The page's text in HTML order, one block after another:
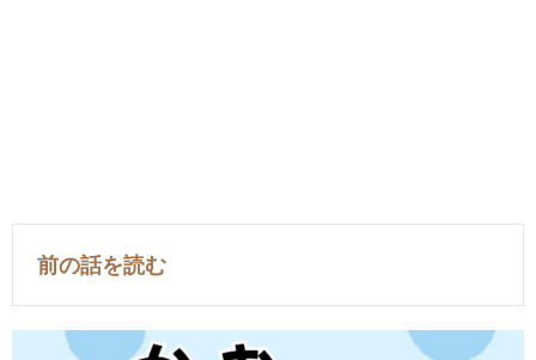
前の話を読む